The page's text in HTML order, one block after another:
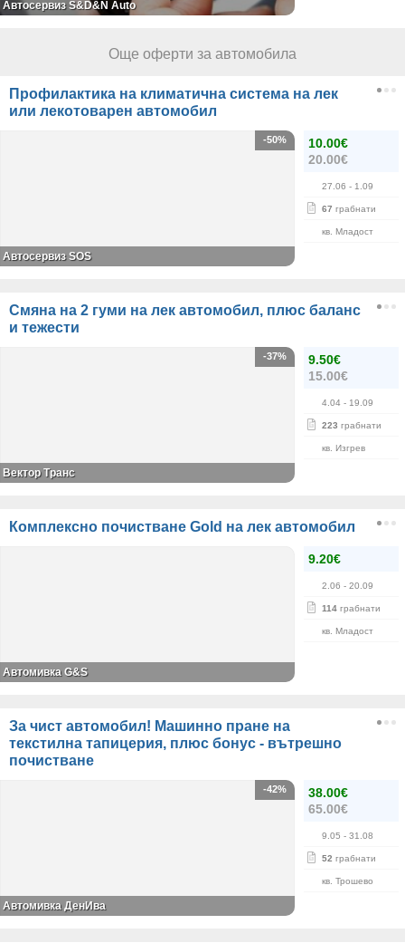
Автосервиз S&D&N Auto
Още оферти за автомобила
Профилактика на климатична система на лек
или лекотоварен автомобил
10.00€
20.00€
27.06 - 1.09
67 грабнати
кв. Младост
-50%
Автосервиз SOS
Смяна на 2 гуми на лек автомобил, плюс баланс
и тежести
9.50€
15.00€
4.04 - 19.09
223 грабнати
кв. Изгрев
-37%
Вектор Транс
Комплексно почистване Gold на лек автомобил
9.20€
2.06 - 20.09
114 грабнати
кв. Младост
Автомивка G&S
За чист автомобил! Машинно пране на
текстилна тапицерия, плюс бонус - вътрешно
почистване
38.00€
65.00€
9.05 - 31.08
52 грабнати
кв. Трошево
-42%
Автомивка ДенИва